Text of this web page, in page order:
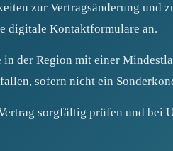
zur Vertragsänderung und
digitale Kontaktformulare an.
in der Region mit einer
sofern nicht ein
sorgfältig prüfen und bei